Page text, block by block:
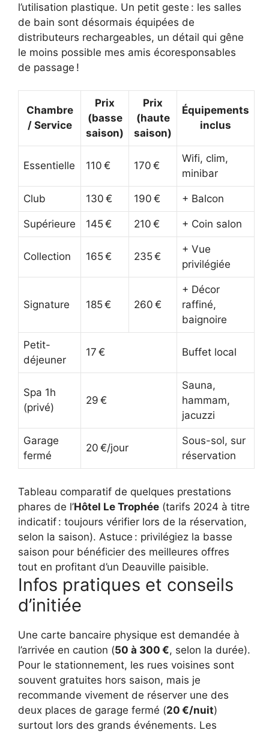
l’utilisation plastique. Un petit geste : les salles
de bain sont désormais équipées de
distributeurs rechargeables, un détail qui gêne
le moins possible mes amis écoresponsables
de passage !
Chambre
/ Service
Prix
(basse
saison)
Prix
(haute
saison)
Équipements
inclus
Essentielle 110 € 170 €
Wifi, clim,
minibar
Club 130 € 190 € + Balcon
Supérieure 145 € 210 € + Coin salon
Collection 165 € 235 €
+ Vue
privilégiée
Signature 185 € 260 €
+ Décor
raffiné,
baignoire
Petit-
déjeuner
17 € Buffet local
Spa 1h
(privé)
29 €
Sauna,
hammam,
jacuzzi
Garage
fermé
20 €/jour
Sous-sol, sur
réservation
Tableau comparatif de quelques prestations
phares de l’Hôtel Le Trophée (tarifs 2024 à titre
indicatif : toujours vérifier lors de la réservation,
selon la saison). Astuce : privilégiez la basse
saison pour bénéficier des meilleures offres
tout en profitant d’un Deauville paisible.
Infos pratiques et conseils
d’initiée
Une carte bancaire physique est demandée à
l’arrivée en caution (50 à 300 €, selon la durée).
Pour le stationnement, les rues voisines sont
souvent gratuites hors saison, mais je
recommande vivement de réserver une des
deux places de garage fermé (20 €/nuit)
surtout lors des grands événements. Les